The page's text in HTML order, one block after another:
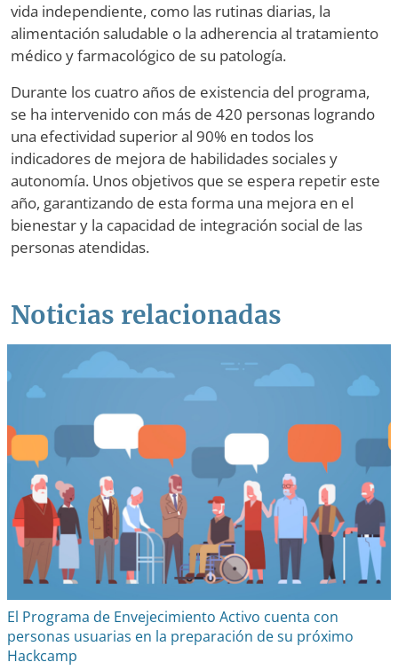
vida independiente, como las rutinas diarias, la
alimentación saludable o la adherencia al tratamiento
médico y farmacológico de su patología.
Durante los cuatro años de existencia del programa,
se ha intervenido con más de 420 personas logrando
una efectividad superior al 90% en todos los
indicadores de mejora de habilidades sociales y
autonomía. Unos objetivos que se espera repetir este
año, garantizando de esta forma una mejora en el
bienestar y la capacidad de integración social de las
personas atendidas.
Noticias relacionadas
El Programa de Envejecimiento Activo cuenta con
personas usuarias en la preparación de su próximo
Hackcamp